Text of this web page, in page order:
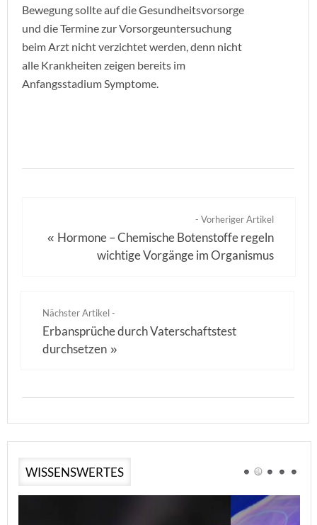
Bewegung sollte auf die Gesundheitsvorsorge
und die Termine zur Vorsorgeuntersuchung
beim Arzt nicht verzichtet werden, denn nicht
alle Krankheiten zeigen bereits im
Anfangsstadium Symptome.
- Vorheriger Artikel
« Hormone – Chemische Botenstoffe regeln
wichtige Vorgänge im Organismus
Nächster Artikel -
Erbansprüche durch Vaterschaftstest
durchsetzen »
WISSENSWERTES